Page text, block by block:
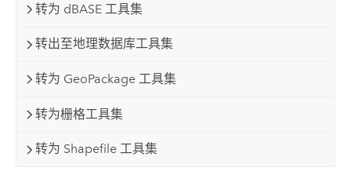
转为 dBASE 工具集
转出至地理数据库工具集
转为 GeoPackage 工具集
转为栅格工具集
转为 Shapefile 工具集